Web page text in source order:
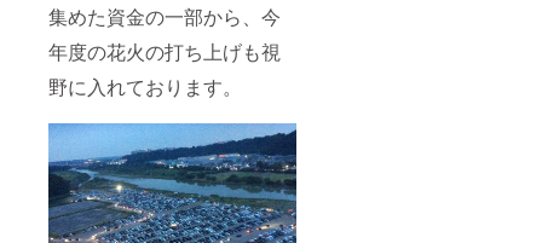
集めた資金の一部から、今
年度の花火の打ち上げも視
野に入れております。